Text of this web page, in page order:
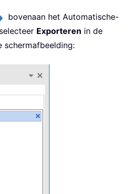
bovenaan het Automatische-
Exporteren in de
schermafbeelding: